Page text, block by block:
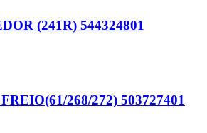
(241R) 544324801
268/272) 503727401